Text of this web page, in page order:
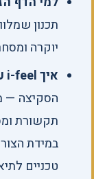
תכנון
יוקרה
איך i-feel עוזרת לאדריכל:
הסקיצה —
תקשורת
במידת
טכניים